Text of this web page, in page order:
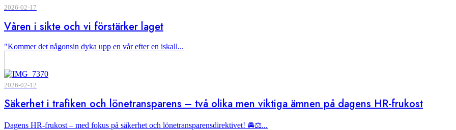
2026-02-17
Våren i sikte och vi förstärker laget
"Kommer det någonsin dyka upp en vår efter en iskall...
2026-02-12
Säkerhet i trafiken och lönetransparens – två olika men viktiga ämnen på dagens HR-frukost
Dagens HR-frukost – med fokus på säkerhet och lönetransparensdirektivet! 🚘⚖️...